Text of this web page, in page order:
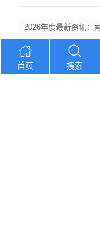
2026年度最新资讯：
2026年度最新资讯：
2026年度最新资讯：
首页 搜索